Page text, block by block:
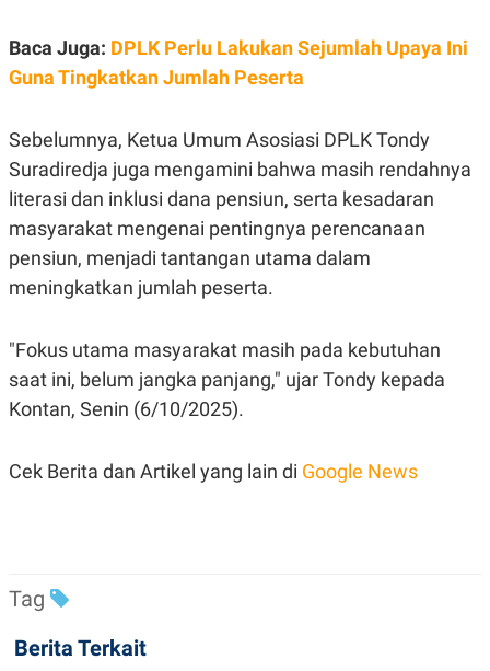
T
D
A
E
S
K
N
T
A
N
V
L
P
S
U
S
K
O
N
A
P
R
E
R
E
I
LK
Baca Juga: DPLK Perlu Lakukan Sejumlah Upaya Ini
Guna Tingkatkan Jumlah Peserta
Sebelumnya, Ketua Umum Asosiasi DPLK Tondy
Suradiredja juga mengamini bahwa masih rendahnya
literasi dan inklusi dana pensiun, serta kesadaran
masyarakat mengenai pentingnya perencanaan
pensiun, menjadi tantangan utama dalam
meningkatkan jumlah peserta.
"Fokus utama masyarakat masih pada kebutuhan
saat ini, belum jangka panjang," ujar Tondy kepada
Kontan, Senin (6/10/2025).
Cek Berita dan Artikel yang lain di Google News
Tag
Berita Terkait